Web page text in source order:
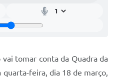
tomar conta da Quadra da
quarta-feira, dia 18 de março,